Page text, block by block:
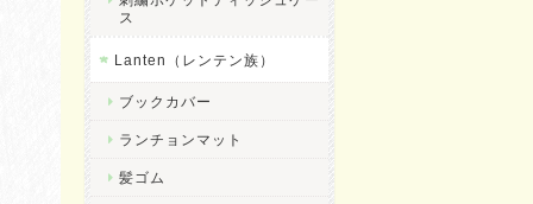
ス
Lanten（レンテン族）
ブックカバー
ランチョンマット
髪ゴム